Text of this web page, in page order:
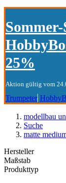
25%
Aktion gültig vom
Trumpeter
modellbau
Suche
matte
Hersteller
Maßstab
Produkttyp